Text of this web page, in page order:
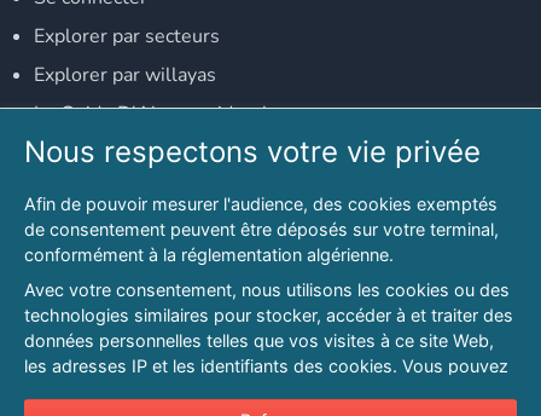
Explorer par secteurs
Explorer par willayas
Le Guide D'Alger, guide-alger.com
NOS RÉSEAUX SOCIAUX
Notre page Facebook
Notre page LinkedIn
Notre page Instagram
Notre page Twitter
Nous respectons votre vie privée
Afin de pouvoir mesurer l'audience, des cookies exemptés
de consentement peuvent être déposés sur votre terminal,
conformément à la réglementation algérienne.
Avec votre consentement, nous utilisons les cookies ou des
technologies similaires pour stocker, accéder à et traiter des
données personnelles telles que vos visites à ce site Web,
les adresses IP et les identifiants des cookies. Vous pouvez